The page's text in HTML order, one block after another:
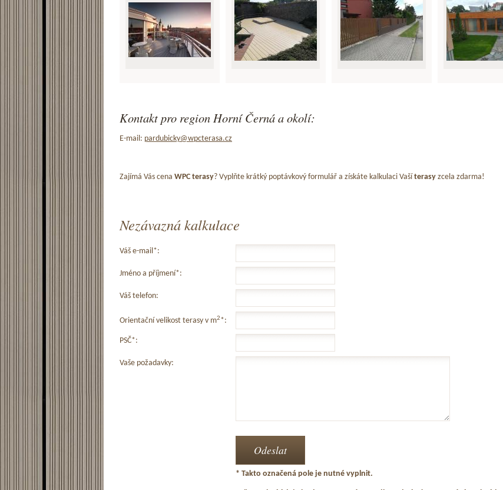
Kontakt pro region Horní Černá a okolí:
E-mail: pardubicky@wpcterasa.cz
Zajímá Vás cena WPC terasy? Vyplňte krátký poptávkový formulář a získáte kalkulaci Vaší terasy zcela zdarma!
Nezávazná kalkulace
Váš e-mail*:
Jméno a příjmení*:
Váš telefon:
Orientační velikost terasy v m2*:
PSČ*:
Vaše požadavky:
* Takto označená pole je nutné vyplnit.